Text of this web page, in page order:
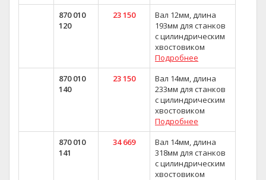
870 010
120
23 150
Вал 12мм, длина
193мм для станков
с цилиндрическим
хвостовиком
Подробнее
870 010
140
23 150
Вал 14мм, длина
233мм для станков
с цилиндрическим
хвостовиком
Подробнее
870 010
141
34 669
Вал 14мм, длина
318мм для станков
с цилиндрическим
хвостовиком